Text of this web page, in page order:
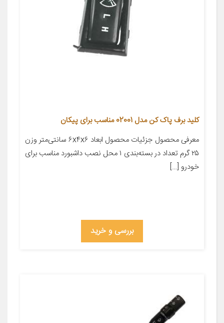
کلید برف پاک کن مدل 02001 مناسب برای پیکان
معرفی محصول جزئیات محصول ابعاد ۶x۴x۶ سانتی‌متر وزن
۲۵ گرم تعداد در بسته‌بندی ۱ محل نصب داشبورد مناسب برای
خودرو […]
بررسی و خرید